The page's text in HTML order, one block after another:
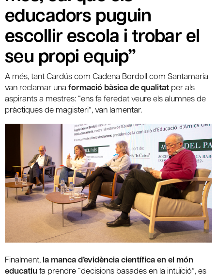
educadors puguin
escollir escola i trobar el
seu propi equip”
A més, tant Cardús com Cadena Bordoll com Santamaria
van reclamar una formació bàsica de qualitat per als
aspirants a mestres: “ens fa feredat veure els alumnes de
pràctiques de magisteri”, van lamentar.
Finalment, la manca d’evidència científica en el món
educatiufa prendre “decisions basades en la intuïció”, es